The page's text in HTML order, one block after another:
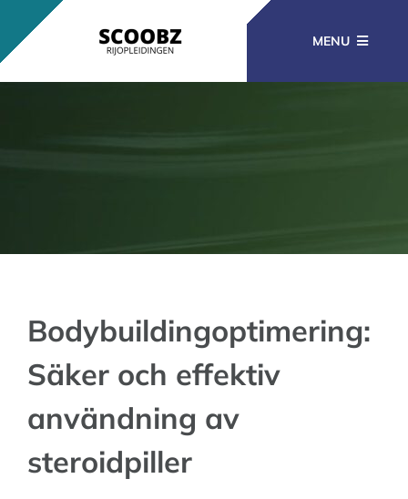
naar
inhoud
MENU
CONTACT
Bodybuildingoptimering:
Säker och effektiv
användning av
steroidpiller